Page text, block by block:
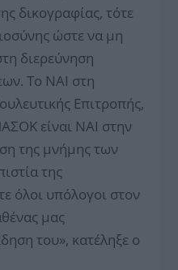
δικογραφίας, τότε
ώστε να μη
διερεύνηση
Το ΝΑΙ στη
Επιτροπής,
είναι ΝΑΙ στην
της μνήμης των
της
όλοι υπόλογοι στον
μας
του», κατέληξε ο